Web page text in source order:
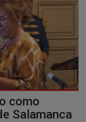
como
Salamanca